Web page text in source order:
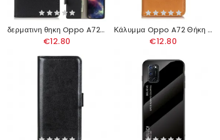
δερματινη θηκη Oppo A72 Κλασικό Απλό Δερμάτινο Εφέ
€12.80
Κάλυμμα Oppo A72 Θήκη Flip Διπλό Πτερύγιο
€12.80